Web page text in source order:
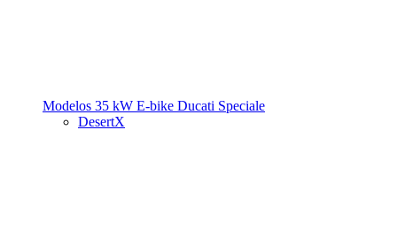
Modelos 35 kW E-bike Ducati Speciale
DesertX